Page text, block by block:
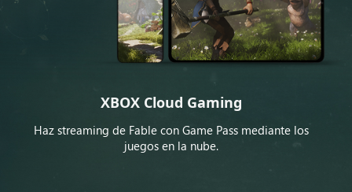
XBOX Cloud Gaming
Haz streaming de Fable con Game Pass mediante los
juegos en la nube.